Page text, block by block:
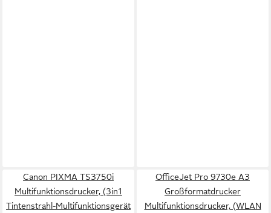
Canon PIXMA TS3750i
Multifunktionsdrucker, (3in1
Tintenstrahl-Multifunktionsgerät
OfficeJet Pro 9730e A3
Großformatdrucker
Multifunktionsdrucker, (WLAN